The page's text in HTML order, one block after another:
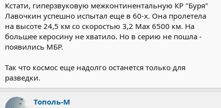
Кстати, гиперзвуковую межконтинентальную КР "Буря"
Лавочкин успешно испытал еще в 60-х. Она пролетела
на высоте 24,5 км со скоростью 3,2 Мах 6500 км. На
большее керосину не хватило. Но в серию не пошла -
появились МБР.
Так что космос еще надолго останется только для
разведки.
Тополь-М